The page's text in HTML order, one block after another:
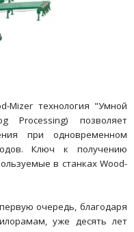
Mizer технология "Умной
Processing) позволяет
при одновременном
Ключ к получению
в станках Wood-
очередь, благодаря
уже десять лет